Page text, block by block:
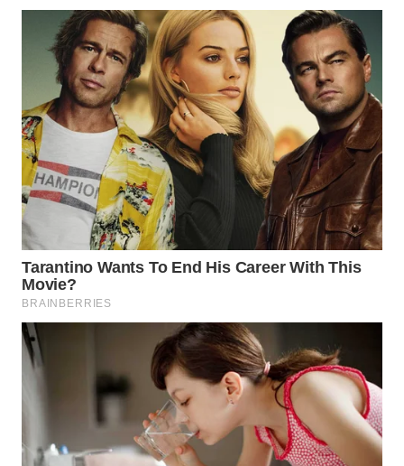
TAPANULI
UTARA
WN
SAMOSIR
PADANG
LAWAS
SUMEDANG
WN
CIANJUR
WN